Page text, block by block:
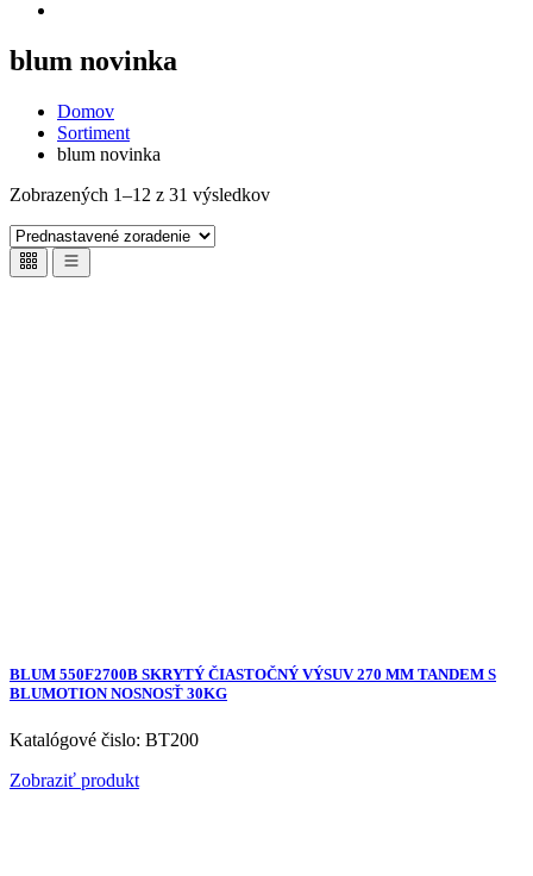
blum novinka
Domov
Sortiment
blum novinka
Zobrazených 1–12 z 31 výsledkov
BLUM 550F2700B SKRYTÝ ČIASTOČNÝ VÝSUV 270 MM TANDEM S
BLUMOTION NOSNOSŤ 30KG
Katalógové čislo: BT200
Zobraziť produkt